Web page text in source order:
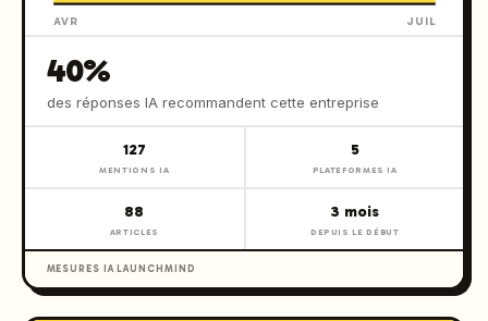
AVR JUIL
40%
des réponses IA recommandent cette entreprise
127
MENTIONS IA
5
PLATEFORMES IA
88
ARTICLES
3 mois
DEPUIS LE DÉBUT
MESURES IA LAUNCHMIND